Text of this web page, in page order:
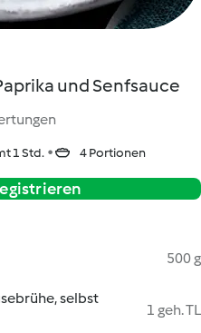
und Senfsauce
1 Std. 4 Portionen
500 g
selbst
1 geh. TL